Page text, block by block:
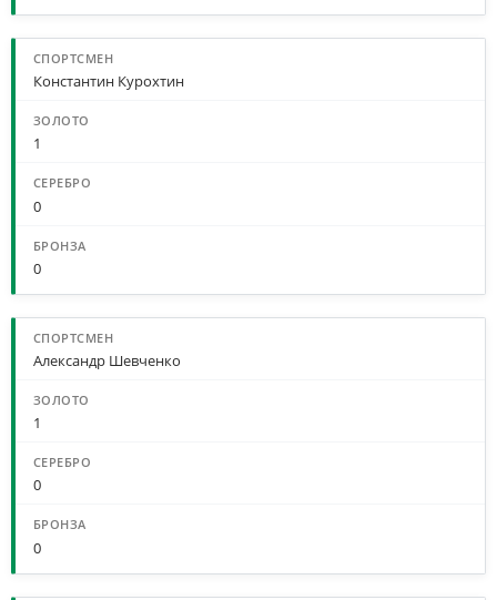
Константин Курохтин
1
0
0
Александр Шевченко
1
0
0